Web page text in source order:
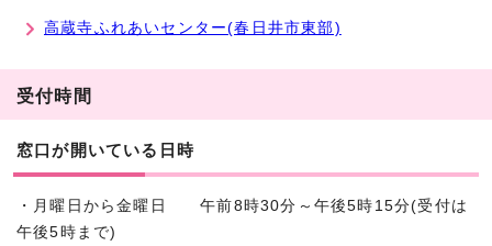
高蔵寺ふれあいセンター(春日井市東部)
受付時間
窓口が開いている日時
・月曜日から金曜日 午前8時30分～午後5時15分(受付は
午後5時まで)